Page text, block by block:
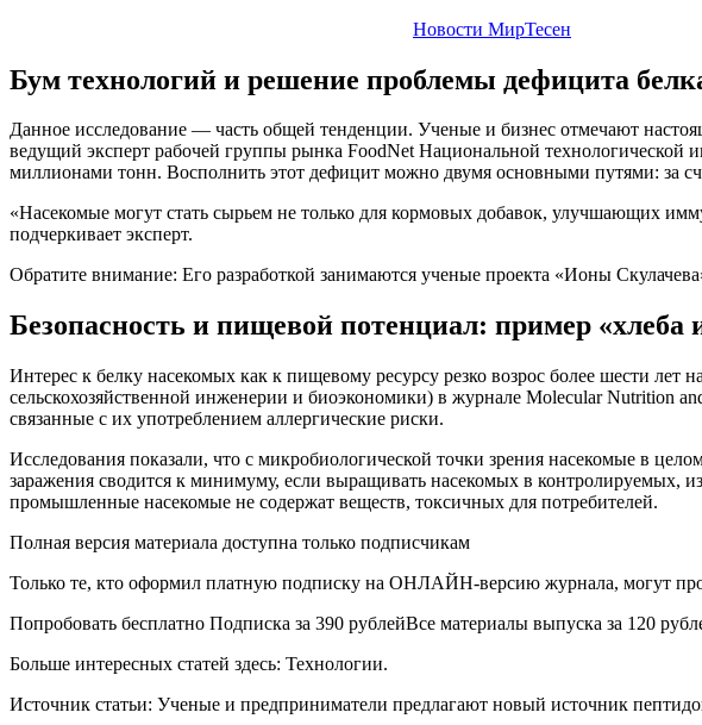
Новости МирТесен
Бум технологий и решение проблемы дефицита
Данное исследование — часть общей тенденции. Ученые и бизнес отмечают
ведущий эксперт рабочей группы рынка FoodNet Национальной
миллионами тонн. Восполнить этот дефицит можно двумя основными путями: за
«Насекомые могут стать сырьем не только для кормовых добавок, улучшающих
подчеркивает эксперт.
Обратите внимание: Его разработкой занимаются ученые проекта «Ионы
Безопасность и пищевой потенциал: пример «хлеба
Интерес к белку насекомых как к пищевому ресурсу резко возрос более шести
сельскохозяйственной инженерии и биоэкономики) в журнале Molecular Nutrition
связанные с их употреблением аллергические риски.
Исследования показали, что с микробиологической точки зрения насекомые в
заражения сводится к минимуму, если выращивать насекомых в контролируемых,
промышленные насекомые не содержат веществ, токсичных для потребителей.
Полная версия материала доступна только подписчикам
Только те, кто оформил платную подписку на ОНЛАЙН-версию журнала, могут
Попробовать бесплатно Подписка за 390 рублейВсе материалы выпуска за 120
Больше интересных статей здесь: Технологии.
Источник статьи: Ученые и предприниматели предлагают новый источник